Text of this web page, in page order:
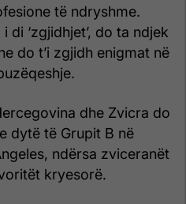
të ndryshme.
di ‘zgjidhjet’, do ta ndjek
do t’i zgjidh enigmat në
dhe Zvicra do
dytë të Grupit B në
ndërsa zviceranët
kryesorë.